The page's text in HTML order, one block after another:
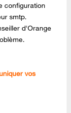
configuration
smtp.
d'Orange
vos